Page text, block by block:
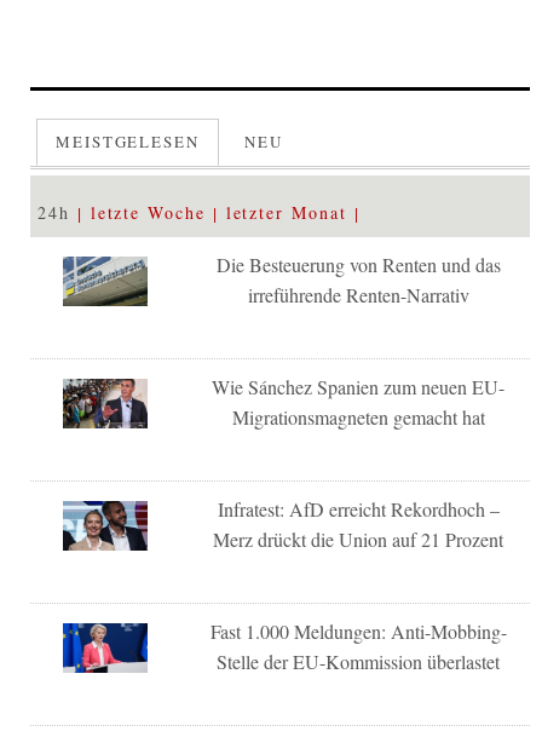
MEISTGELESEN NEU
24h letzte Woche letzter Monat
Die Besteuerung von Renten und das
irreführende Renten-Narrativ
Wie Sánchez Spanien zum neuen EU-
Migrationsmagneten gemacht hat
Infratest: AfD erreicht Rekordhoch –
Merz drückt die Union auf 21 Prozent
Fast 1.000 Meldungen: Anti-Mobbing-
Stelle der EU-Kommission überlastet